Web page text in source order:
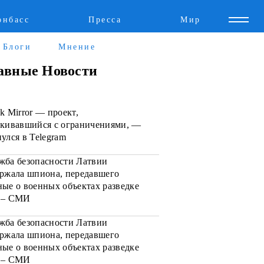
Пресса Мир
Пресс-релизы
Блоги Мнение
Новости
Mirror — проект,
с ограничениями, —
в Telegram
безопасности Латвии
шпиона, передавшего
о военных объектах разведке
СМИ
безопасности Латвии
шпиона, передавшего
о военных объектах разведке
СМИ